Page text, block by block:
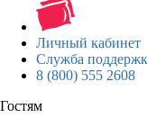
Личный кабинет
Служба
8 (800) 555 2608
Гостям